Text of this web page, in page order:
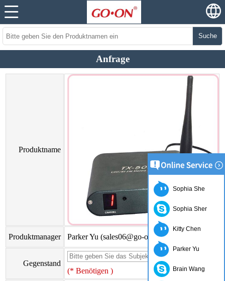
Suche
Anfrage
Produktname
Produktmanager Parker Yu (sales06@go-on.cn)
Gegenstand
(* Benötigen )
Sophia She
Sophia Sher
Kitty Chen
Parker Yu
Brain Wang